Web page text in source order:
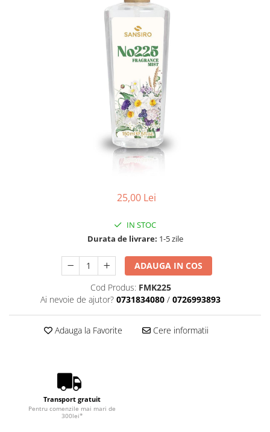
25,00 Lei
IN STOC
Durata de livrare: 1-5 zile
ADAUGA IN COS
Cod Produs: FMK225
Ai nevoie de ajutor? 0731834080 / 0726993893
Adauga la Favorite Cere informatii
Transport gratuit
Pentru comenzile mai mari de
300lei*